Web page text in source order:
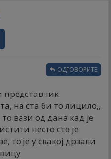
представник
на ста би то лицило,,
вази од дана кад је
несто сто је
то је у свакој дрзави
ОДГОВОРИТЕ